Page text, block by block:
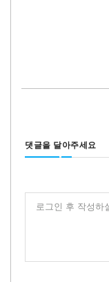
댓글을 달아주세요
로그인 후 작성하